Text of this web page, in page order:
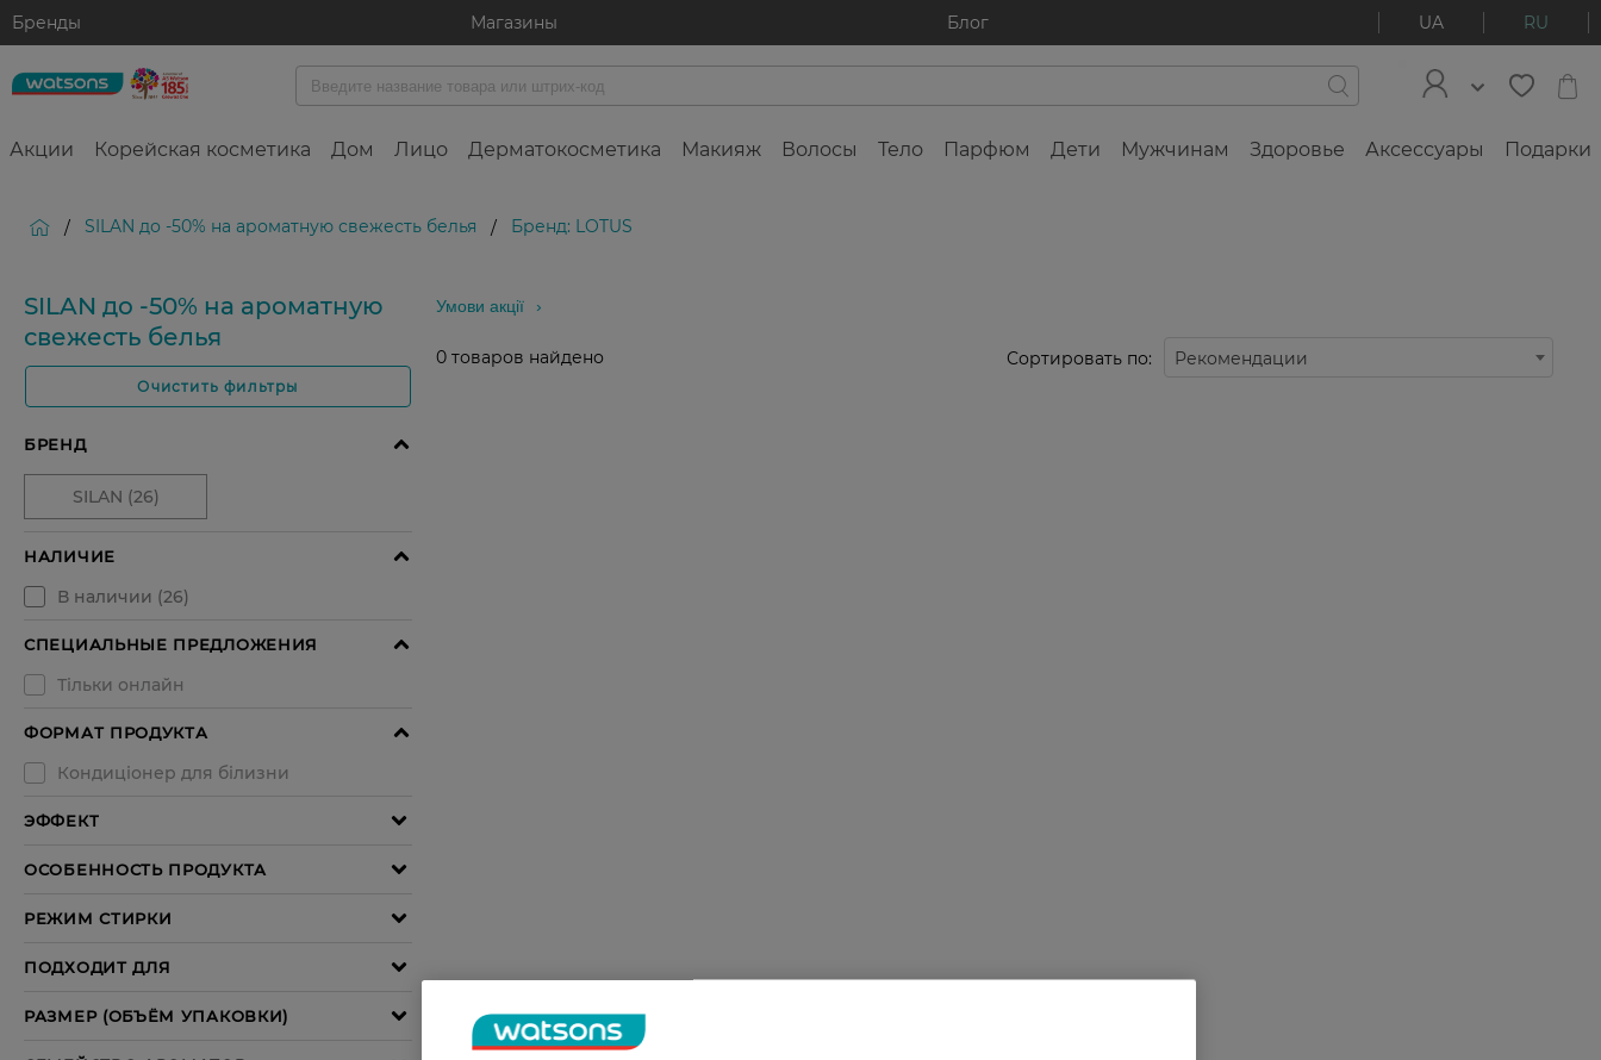
Бренды Магазины Блог UA RU
Акции Корейская косметика Дом Лицо Дерматокосметика Макияж Волосы Тело Парфюм Дети Мужчинам Здоровье Аксессуары Подарки
/ SILAN до -50% на ароматную свежесть белья / Бренд: LOTUS
SILAN до -50% на ароматную
свежесть белья
Очистить фильтры
Умови акції
0 товаров найдено Сортировать по: Рекомендации